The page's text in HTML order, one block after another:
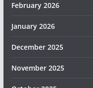
February 2026
January 2026
December 2025
November 2025